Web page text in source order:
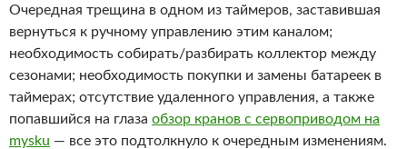
Очередная трещина в одном из таймеров, заставившая
вернуться к ручному управлению этим каналом;
необходимость собирать/разбирать коллектор между
сезонами; необходимость покупки и замены батареек в
таймерах; отсутствие удаленного управления, а также
попавшийся на глаза обзор кранов с сервоприводом на
mysku — все это подтолкнуло к очередным изменениям.